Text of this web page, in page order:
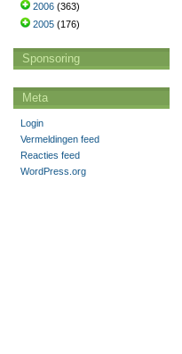
2006 (363)
2005 (176)
Sponsoring
Meta
Login
Vermeldingen feed
Reacties feed
WordPress.org